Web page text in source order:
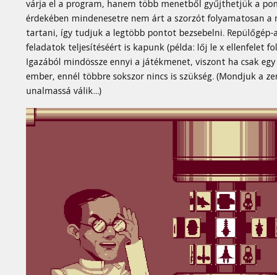
várja el a program, hanem több menetből gyűjthetjük a
érdekében mindenesetre nem árt a szorzót folyamatosan
tartani, így tudjuk a legtöbb pontot bezsebelni.
feladatok teljesítéséért is kapunk (példa: lőj le x ellenfelet
Igazából mindössze ennyi a játékmenet, viszont ha csak
ember, ennél többre sokszor nincs is szükség. (Mondjuk a
unalmassá válik...)